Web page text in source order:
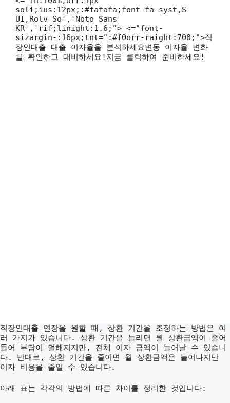
soli;ius:12px;:#fafafa;font-fa-syst,S
UI,Rolv So','Noto Sans
KR','rif;linight:1.6;"> <="font-
sizargin-:16px;tnt=":#f0orr-raight:700;">직
장인대출 대출 이자율을 분석하세요변동 이자율 변화
를 확인하고 대비하세요!지금 클릭하여 준비하세요!
직장인대출 연장을 원할 때, 상환 기간을 조정하는 방법은 여
러 가지가 있습니다. 상환 기간을 늘리면 월 상환금액이 줄어
들어 부담이 덜해지지만, 전체 이자 금액이 늘어날 수 있습니
다. 반대로, 상환 기간을 줄이면 월 상환금액은 늘어나지만
이자 비용을 줄일 수 있습니다.
아래 표는 각각의 방법에 따른 차이를 정리한 것입니다: